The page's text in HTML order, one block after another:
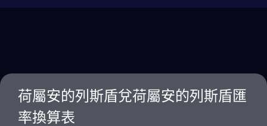
荷屬安的列斯盾兌荷屬安的列斯盾匯
率換算表